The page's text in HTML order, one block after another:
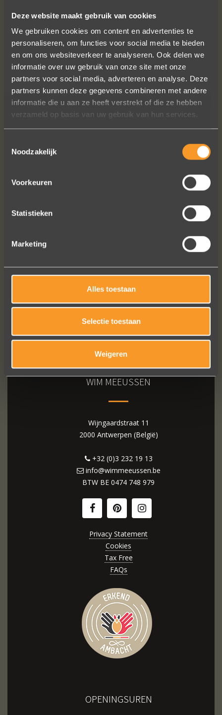
Deze website maakt gebruik van cookies
We gebruiken cookies om content en advertenties te
personaliseren, om functies voor social media te bieden
en om ons websiteverkeer te analyseren. Ook delen we
informatie over uw gebruik van onze site met onze
partners voor social media, adverteren en analyse. Deze
partners kunnen deze gegevens combineren met andere
informatie die u aan ze heeft verstrekt of die ze hebben
verzameld op basis van uw gebruik van hun services.
Noodzakelijk
Voorkeuren
Statistieken
Marketing
Alles toestaan
Selectie toestaan
Weigeren
Wat een vakmanschap! De sierraden
zijn gewoon prachtig en subtiel
tegelijk. Héél veel waar voor je geld. In
het echt zijn ze eigenlijk mooier dan
WIM MEEUSSEN
Wijngaardstraat 11
2000 Antwerpen (België)
+32 (0)3 232 19 13
info@wimmeeussen.be
BTW BE 0474 748 979
Privacy Statement
Cookies
Tax Free
FAQs
OPENINGSUREN